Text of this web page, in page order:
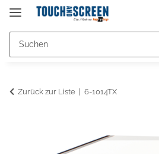
Zurück zur Liste 6-1014TX